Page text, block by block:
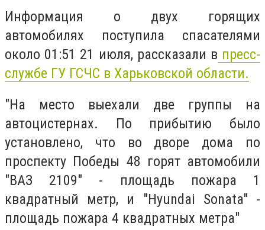
Информация о двух горящих
автомобилях поступила спасателями
около 01:51 21 июля, рассказали в пресс-
службе ГУ ГСЧС в Харьковской области.
"На место выехали две группы на
автоцистернах. По прибытию было
установлено, что во дворе дома по
проспекту Победы 48 горят автомобили
"ВАЗ 2109" - площадь пожара 1
квадратный метр, и "Hyundai Sonata" -
площадь пожара 4 квадратных метра"